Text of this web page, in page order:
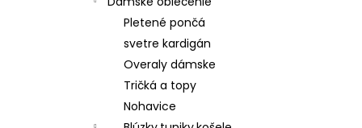
Pletené pončá
svetre kardigán
Overaly dámske
Tričká a topy
Nohavice